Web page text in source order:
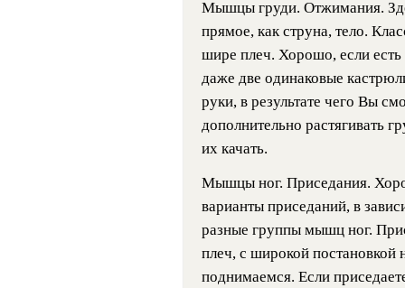
Мышцы груди. Отжимания.
прямое, как струна, тело.
шире плеч. Хорошо, если
даже две одинаковые
руки, в результате чего Вы
дополнительно растягивать
их качать.
Мышцы ног. Приседания.
варианты приседаний, в
разные группы мышц ног.
плеч, с широкой
поднимаемся. Если